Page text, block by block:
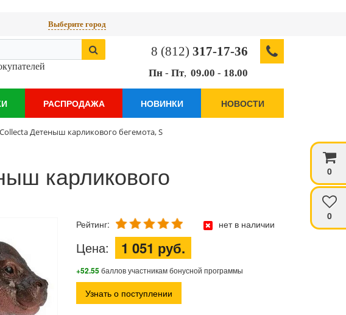
0
0
Выберите город
8 (812) 317-17-36
Пн - Пт, 09.00 - 18.00
РАСПРОДАЖА НОВИНКИ НОВОСТИ
Детеныш карликового бегемота, S
карликового
Рейтинг: нет в наличии
Цена: 1 051 руб.
+52.55баллов участникам бонусной программы
Узнать о поступлении